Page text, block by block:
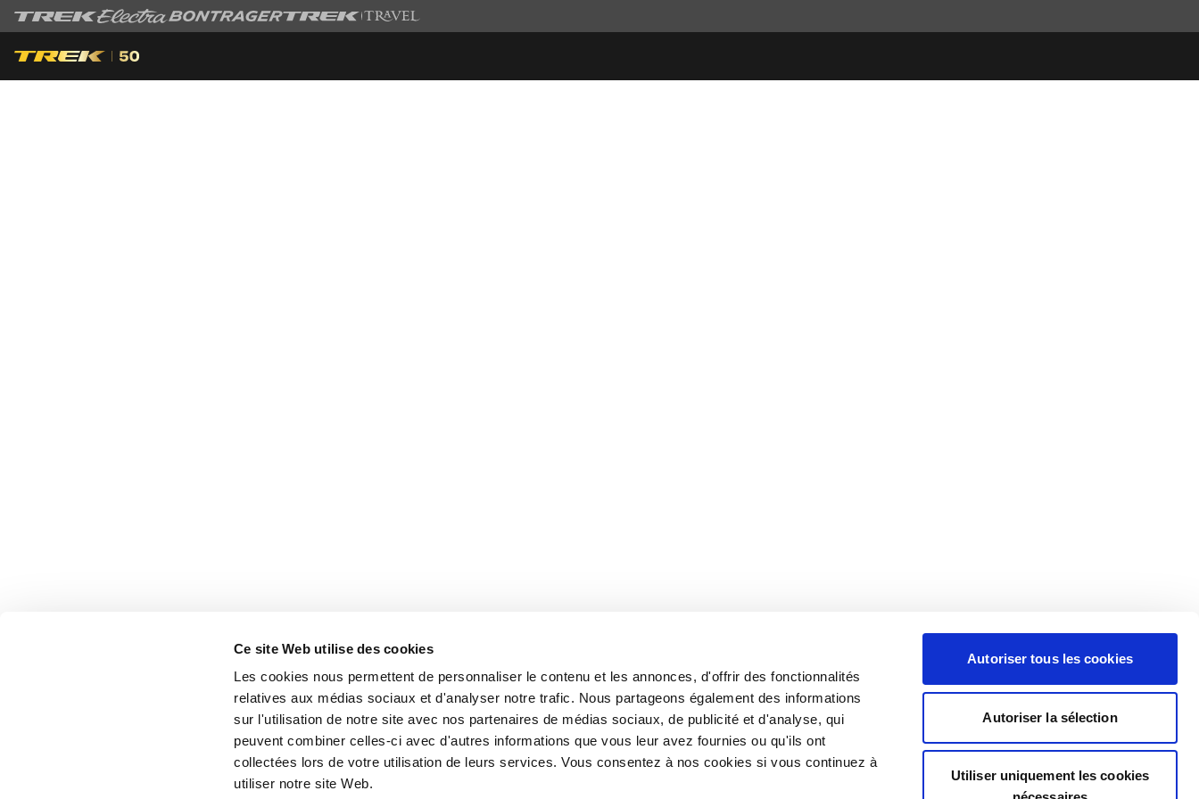
Ce site Web utilise des cookies
Les cookies nous permettent de personnaliser le contenu et les annonces, d'offrir des fonctionnalités
relatives aux médias sociaux et d'analyser notre trafic. Nous partageons également des informations
sur l'utilisation de notre site avec nos partenaires de médias sociaux, de publicité et d'analyse, qui
peuvent combiner celles-ci avec d'autres informations que vous leur avez fournies ou qu'ils ont
collectées lors de votre utilisation de leurs services. Vous consentez à nos cookies si vous continuez à
utiliser notre site Web.
Autoriser tous les cookies
Autoriser la sélection
Utiliser uniquement les cookies